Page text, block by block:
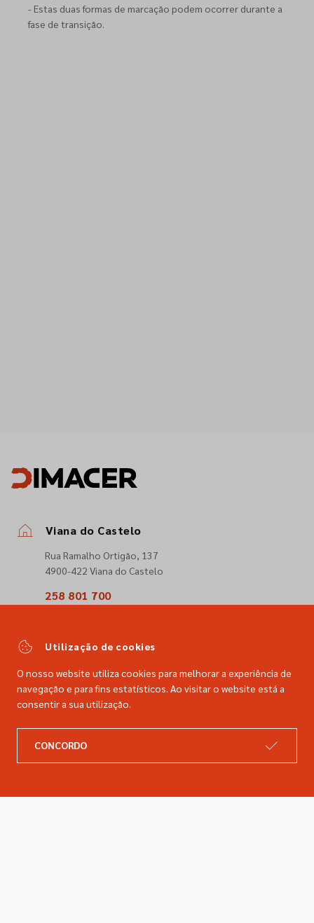
- Estas duas formas de marcação podem ocorrer durante a
fase de transição.
Viana do Castelo
Rua Ramalho Ortigão, 137
4900-422 Viana do Castelo
258 801 700
comercial@dimacer.com
Catálogo
Utilização de cookies
O nosso website utiliza cookies para melhorar a experiência de
navegação e para fins estatísticos. Ao visitar o website está a
consentir a sua utilização.
CONCORDO